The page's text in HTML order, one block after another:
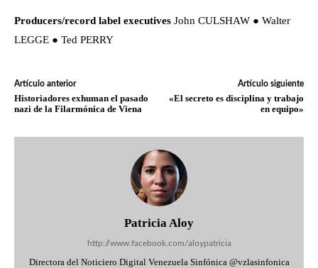
Producers/record label executives John CULSHAW ● Walter
LEGGE ● Ted PERRY
Artículo anterior
Historiadores exhuman el pasado
nazi de la Filarmónica de Viena
Artículo siguiente
«El secreto es disciplina y trabajo
en equipo»
Patricia Aloy
http://www.facebook.com/aloypatricia
Directora del Noticiero Digital Venezuela Sinfónica @vzlasinfonica